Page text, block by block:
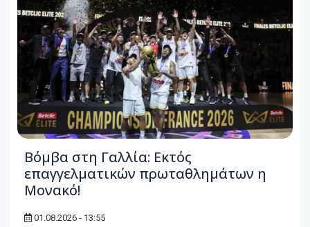
Βόμβα στη Γαλλία: Εκτός
επαγγελματικών πρωταθλημάτων η
Μονακό!
01.08.2026 - 13:55